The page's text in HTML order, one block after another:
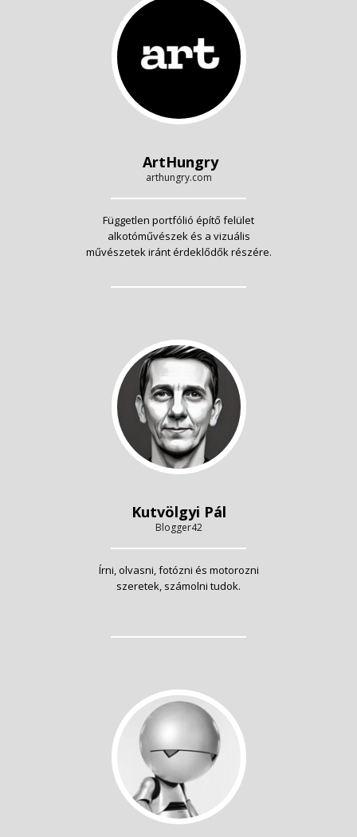
ArtHungry
arthungry.com
Független portfólió építő felület
alkotóművészek és a vizuális
művészetek iránt érdeklődők részére.
Kutvölgyi Pál
Blogger42
Írni, olvasni, fotózni és motorozni
szeretek, számolni tudok.